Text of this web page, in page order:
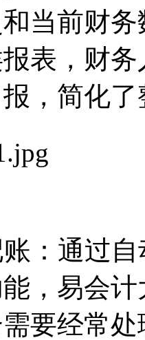
当前财
表，财
，简化
：通过
，易会
要经常